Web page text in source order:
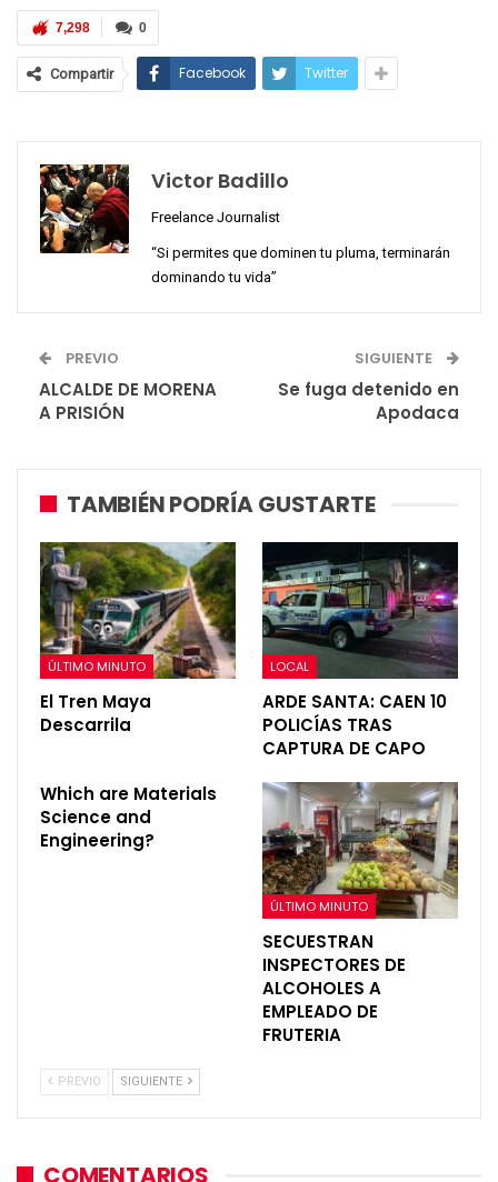
0
7,298
Compartir Facebook Twitter
Victor Badillo
Freelance Journalist
“Si permites que dominen tu pluma, terminarán
dominando tu vida”
PREVIO
ALCALDE DE MORENA
A PRISIÓN
SIGUIENTE
Se fuga detenido en
Apodaca
TAMBIÉN PODRÍA GUSTARTE
ÚLTIMO MINUTO
El Tren Maya
Descarrila
LOCAL
ARDE SANTA: CAEN 10
POLICÍAS TRAS
CAPTURA DE CAPO
Which are Materials
Science and
Engineering?
ÚLTIMO MINUTO
SECUESTRAN
INSPECTORES DE
ALCOHOLES A
EMPLEADO DE
FRUTERIA
PREVIO SIGUIENTE
COMENTARIOS